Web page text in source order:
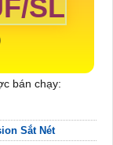
SL
bán chạy:
Sắt Nét